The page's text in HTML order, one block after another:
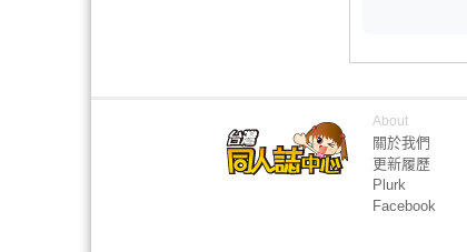
About
關於我們
更新履歷
Plurk
Facebook